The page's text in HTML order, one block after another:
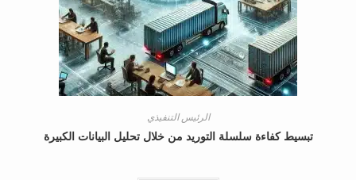
الرئيس التنفيذي
كفاءة سلسلة التوريد من خلال تحليل البيانات الكبيرة